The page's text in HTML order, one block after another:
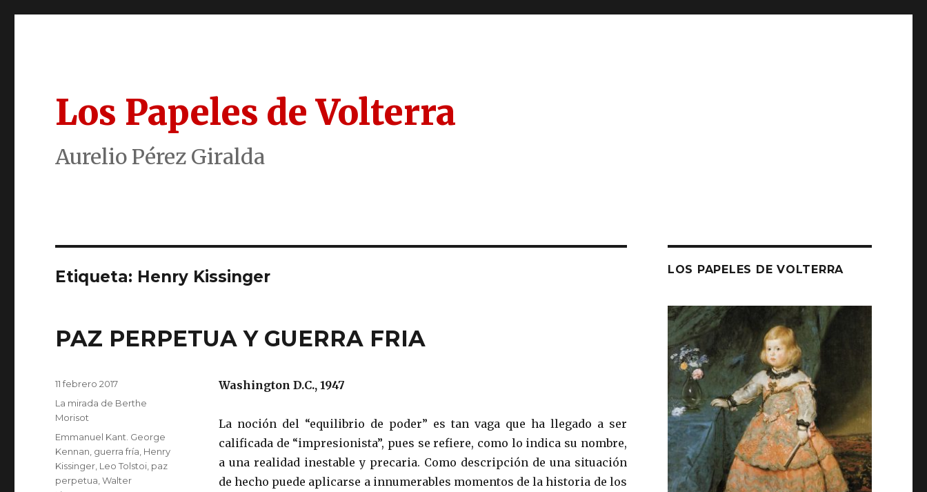
Los Papeles de Volterra
Aurelio Pérez Giralda
Etiqueta: Henry Kissinger
PAZ PERPETUA Y GUERRA FRIA
Washington D.C., 1947
La noción del “equilibrio de poder” es tan vaga que ha llegado a ser
calificada de “impresionista”, pues se refiere, como lo indica su nombre,
a una realidad inestable y precaria. Como descripción de una situación
de hecho puede aplicarse a innumerables momentos de la historia de los
Publicado
11 febrero 2017
Categorías
La mirada de Berthe
Morisot
Etiquetas
Emmanuel Kant. George
Kennan guerra fría Henry
Kissinger Leo Tolstoi paz
perpetua ,Walter
LOS PAPELES DE VOLTERRA